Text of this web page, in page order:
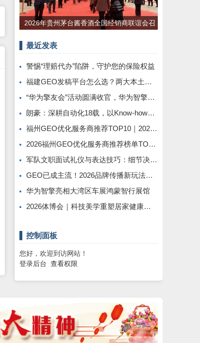
2026年贵州茅台酱香酒全国经销商联谊会召
最近发表
警惕“理赔代办”陷阱，守护您的保险权益
福建GEO发稿平台怎么选？两大本土合规推广平台实测推荐
“华为擎友会”活动圆满收官，华为智擎与擎友共同定义一辆好车
朗豪：深耕自动化18载，以Know-how赋能中国制造数字化转型
福州GEO优化服务商推荐TOP10｜2026年福州企业AI全域推广选型指南
2026福州GEO优化服务商推荐榜单TOP5｜本土高口碑企业获客优选
军队文职面试礼仪与表达技巧：细节决定最终得分
GEO已成主流！2026品牌传播新玩法，软文猫带你告别传统SEO
华为智擎亮相大湾区车展鸿蒙智行展馆
2026体博会｜科技美学重塑居家健康休憩新范式
控制面板
您好，欢迎到访网站！
登录后台 查看权限